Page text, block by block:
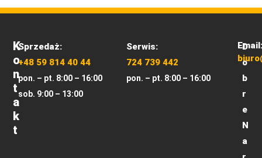
K
O
N
T
A
K
T
Sprzedaż:
+48 59 814 40 44
pon. – pt. 8:00 – 16:00
sob. 9:00 – 13:00
Serwis:
724 739 442
pon. – pt. 8:00 – 16:00
Email:
D
o
b
r
e
N
a